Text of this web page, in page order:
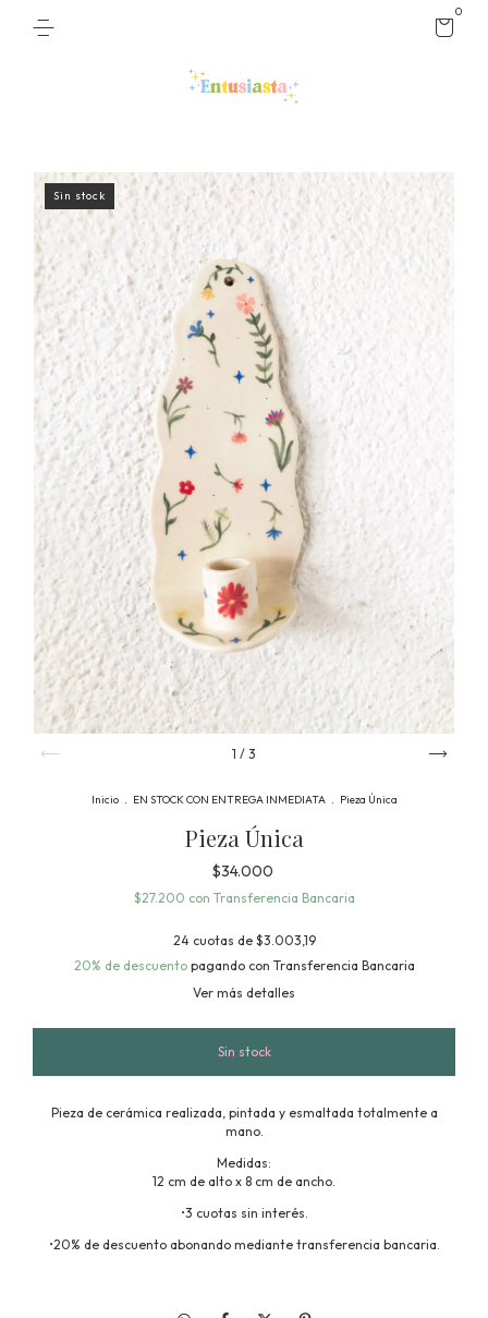
0
Sin stock
1 / 3
Inicio . EN STOCK CON ENTREGA INMEDIATA . Pieza Única
Pieza Única
$34.000
$27.200 con Transferencia Bancaria
24 cuotas de $3.003,19
20% de descuentopagando con Transferencia Bancaria
Ver más detalles
Pieza de cerámica realizada, pintada y esmaltada totalmente a
mano.
Medidas:
12 cm de alto x 8 cm de ancho.
•3 cuotas sin interés.
•20% de descuento abonando mediante transferencia bancaria.